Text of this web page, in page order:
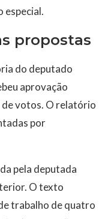
especial.
propostas
do deputado
aprovação
votos. O relatório
por
pela deputada
O texto
trabalho de quatro